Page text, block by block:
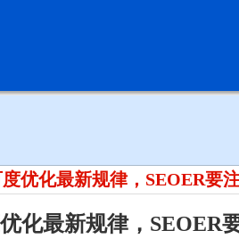
优化最新规律，SEOER要
化最新规律，SEOER